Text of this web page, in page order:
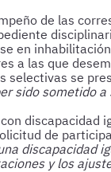
de las
en
a las que
selectivas se
sido sometido
discapacidad
de
y los